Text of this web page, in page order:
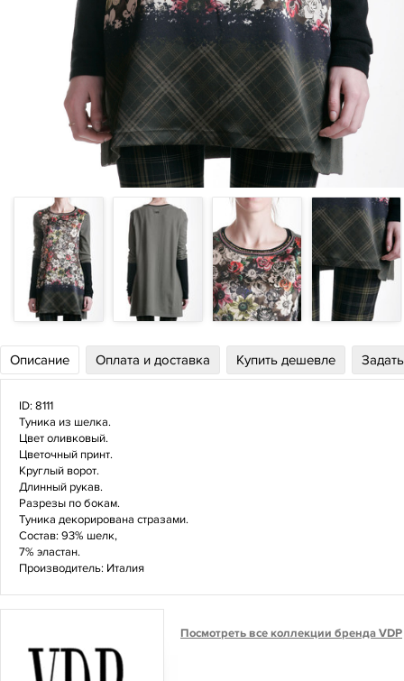
Описание Оплата и доставка Купить дешевле
ID: 8111
Туника из шелка.
Цвет оливковый.
Цветочный принт.
Круглый ворот.
Длинный рукав.
Разрезы по бокам.
Туника декорирована стразами.
Состав: 93% шелк,
7% эластан.
Производитель: Италия
Посмотреть все коллекции бренда VDP